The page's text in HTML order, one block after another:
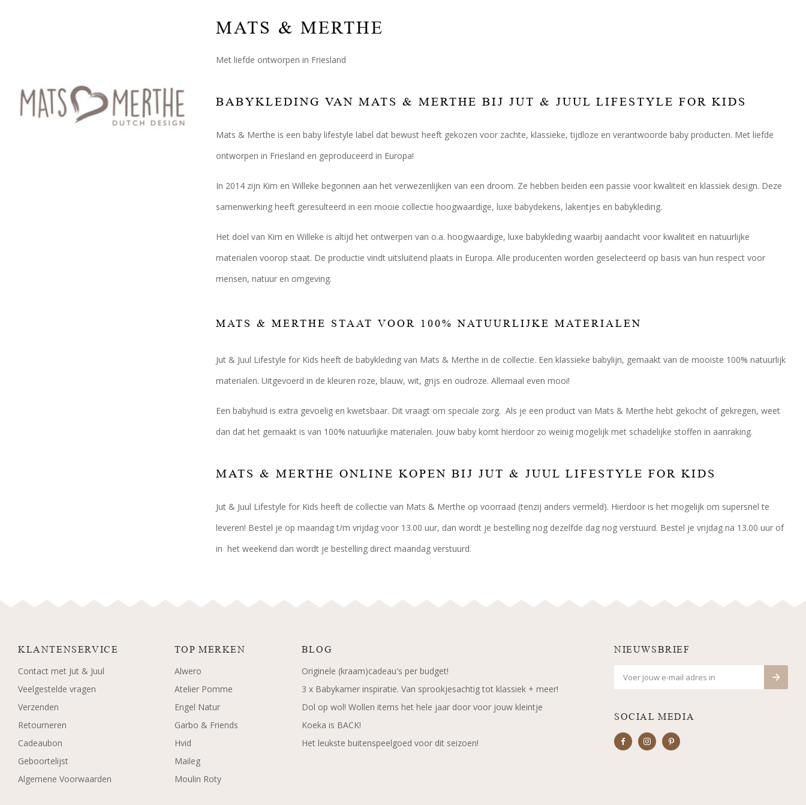
MATS & MERTHE
Met liefde ontworpen in Friesland
BABYKLEDING VAN MATS & MERTHE BIJ JUT & JUUL LIFESTYLE FOR KIDS
Mats & Merthe is een baby lifestyle label dat bewust heeft gekozen voor zachte, klassieke, tijdloze en verantwoorde baby producten. Met liefde
ontworpen in Friesland en geproduceerd in Europa!
In 2014 zijn Kim en Willeke begonnen aan het verwezenlijken van een droom. Ze hebben beiden een passie voor kwaliteit en klassiek design. Deze
samenwerking heeft geresulteerd in een mooie collectie hoogwaardige, luxe babydekens, lakentjes en babykleding.
Het doel van Kim en Willeke is altijd het ontwerpen van o.a. hoogwaardige, luxe babykleding waarbij aandacht voor kwaliteit en natuurlijke
materialen voorop staat. De productie vindt uitsluitend plaats in Europa. Alle producenten worden geselecteerd op basis van hun respect voor
mensen, natuur en omgeving.
MATS & MERTHE STAAT VOOR 100% NATUURLIJKE MATERIALEN
Jut & Juul Lifestyle for Kids heeft de babykleding van Mats & Merthe in de collectie. Een klassieke babylijn, gemaakt van de mooiste 100% natuurlijk
materialen. Uitgevoerd in de kleuren roze, blauw, wit, grijs en oudroze. Allemaal even mooi!
Een babyhuid is extra gevoelig en kwetsbaar. Dit vraagt om speciale zorg. Als je een product van Mats & Merthe hebt gekocht of gekregen, weet
dan dat het gemaakt is van 100% natuurlijke materialen. Jouw baby komt hierdoor zo weinig mogelijk met schadelijke stoffen in aanraking.
MATS & MERTHE ONLINE KOPEN BIJ JUT & JUUL LIFESTYLE FOR KIDS
Jut & Juul Lifestyle for Kids heeft de collectie van Mats & Merthe op voorraad (tenzij anders vermeld). Hierdoor is het mogelijk om supersnel te
leveren! Bestel je op maandag t/m vrijdag voor 13.00 uur, dan wordt je bestelling nog dezelfde dag nog verstuurd. Bestel je vrijdag na 13.00 uur of
in het weekend dan wordt je bestelling direct maandag verstuurd.
KLANTENSERVICE
Contact met Jut & Juul
Veelgestelde vragen
Verzenden
Retourneren
Cadeaubon
Geboortelijst
Algemene Voorwaarden
TOP MERKEN
Alwero
Atelier Pomme
Engel Natur
Garbo & Friends
Hvid
Maileg
Moulin Roty
BLOG
Originele (kraam)cadeau's per budget!
3 x Babykamer inspiratie. Van sprookjesachtig tot klassiek + meer!
Dol op wol! Wollen items het hele jaar door voor jouw kleintje
Koeka is BACK!
Het leukste buitenspeelgoed voor dit seizoen!
NIEUWSBRIEF
SOCIAL MEDIA